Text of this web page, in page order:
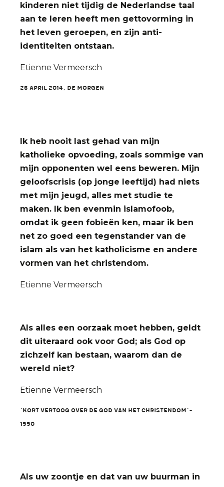
kinderen niet tijdig de Nederlandse taal
aan te leren heeft men gettovorming in
het leven geroepen, en zijn anti-
identiteiten ontstaan.
Etienne Vermeersch
26 april 2014, De Morgen
Ik heb nooit last gehad van mijn
katholieke opvoeding, zoals sommige van
mijn opponenten wel eens beweren. Mijn
geloofscrisis (op jonge leeftijd) had niets
met mijn jeugd, alles met studie te
maken. Ik ben evenmin islamofoob,
omdat ik geen fobieën ken, maar ik ben
net zo goed een tegenstander van de
islam als van het katholicisme en andere
vormen van het christendom.
Etienne Vermeersch
Als alles een oorzaak moet hebben, geldt
dit uiteraard ook voor God; als God op
zichzelf kan bestaan, waarom dan de
wereld niet?
Etienne Vermeersch
'Kort vertoog over de God van het christendom'-
1990
Als uw zoontje en dat van uw buurman in